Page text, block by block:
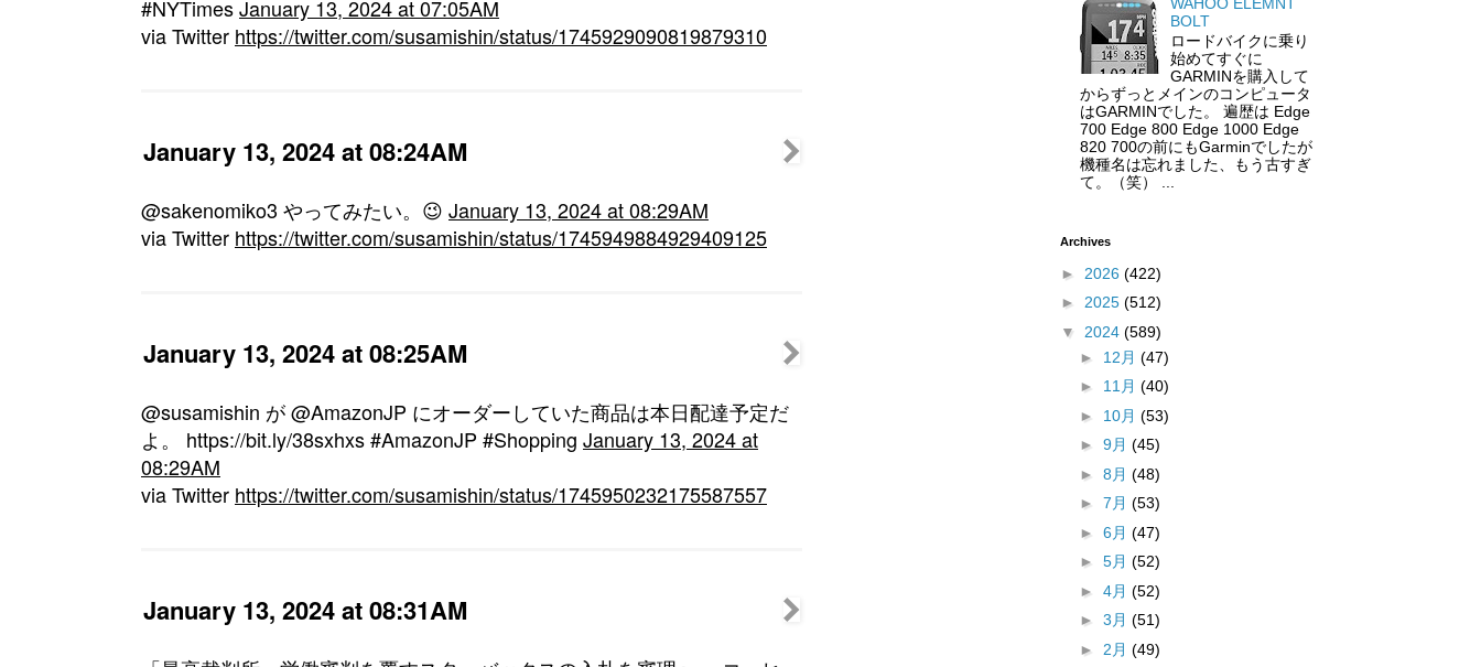
#NYTimesJanuary 13, 2024 at 07:05AM
via Twitter https://twitter.com/susamishin/status/1745929090819879310
January 13, 2024 at 08:24AM
@sakenomiko3 やってみたい。😉 January 13, 2024 at 08:29AM
via Twitter https://twitter.com/susamishin/status/1745949884929409125
January 13, 2024 at 08:25AM
@susamishin が @AmazonJP にオーダーしていた商品は本日配達予定だ
よ。 https://bit.ly/38sxhxs #AmazonJP #Shopping January 13, 2024 at
08:29AM
via Twitter https://twitter.com/susamishin/status/1745950232175587557
January 13, 2024 at 08:31AM
BOLT
ロードバイクに乗り
始めてすぐに
GARMINを購入して
からずっとメインのコンピュータ
はGARMINでした。 遍歴は Edge
700 Edge 800 Edge 1000 Edge
820 700の前にもGarminでしたが
機種名は忘れました、もう古すぎ
て。（笑） ...
Archives
► 2026 (422)
► 2025 (512)
▼ 2024 (589)
► 12月 (47)
► 11月 (40)
► 10月 (53)
► 9月 (45)
► 8月 (48)
► 7月 (53)
► 6月 (47)
► 5月 (52)
► 4月 (52)
► 3月 (51)
► 2月 (49)